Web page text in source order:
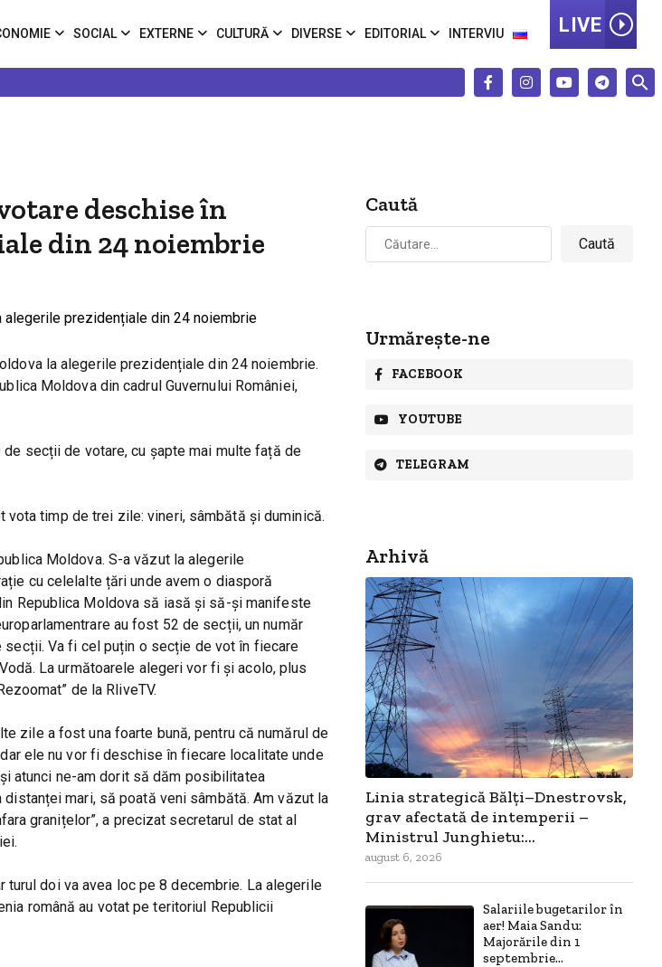
SOCIAL EXTERNE CULTURĂ DIVERSE EDITORIAL INTERVIU LIVE
deschise în
din 24 noiembrie
la alegerile prezidențiale din 24 noiembrie.
Moldova din cadrul Guvernului României,
secții de votare, cu șapte mai multe față de
timp de trei zile: vineri, sâmbătă și duminică.
Moldova. S-a văzut la alegerile
cu celelalte țări unde avem o diasporă
Republica Moldova să iasă și să-și manifeste
au fost 52 de secții, un număr
secții. Va fi cel puțin o secție de vot în fiecare
La următoarele alegeri vor fi și acolo, plus
de la RliveTV.
zile a fost una foarte bună, pentru că numărul de
ele nu vor fi deschise în fiecare localitate unde
atunci ne-am dorit să dăm posibilitatea
mari, să poată veni sâmbătă. Am văzut la
granițelor”, a precizat secretarul de stat al
doi va avea loc pe 8 decembrie. La alegerile
română au votat pe teritoriul Republicii
Caută
Caută
după:
Urmărește-ne
FACEBOOK
YOUTUBE
TELEGRAM
Arhivă
Linia strategică Bălți–Dnestrovsk,
grav afectată de intemperii –
Ministrul Junghietu:...
august 6, 2026
Salariile bugetarilor în
aer! Maia Sandu:
Majorările din 1
septembrie...